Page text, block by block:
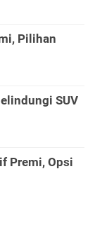
Pilihan
SUV
Premi, Opsi